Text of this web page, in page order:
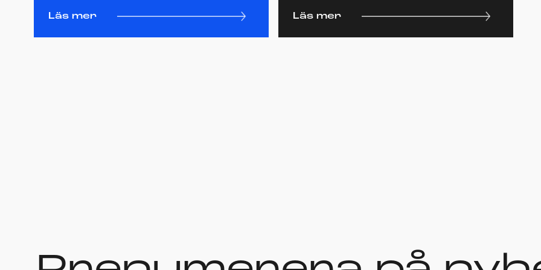
Läs mer Läs mer